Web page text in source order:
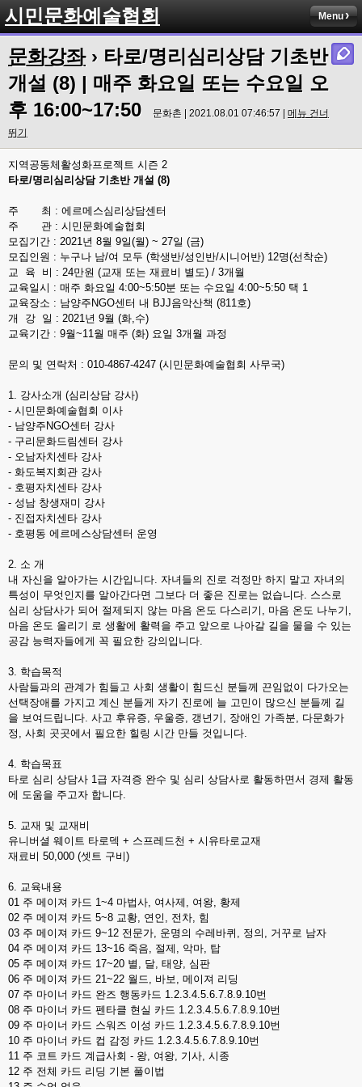
시민문화예술협회 Menu
문화강좌› 타로/명리심리상담 기초반
개설 (8) | 매주 화요일 또는 수요일 오
후 16:00~17:50
문화촌 | 2021.08.01 07:46:57 | 메뉴 건너
뛰기
지역공동체활성화프로젝트 시즌 2
타로/명리심리상담 기초반 개설 (8)
주 최 : 에르메스심리상담센터
주 관 : 시민문화예술협회
모집기간 : 2021년 8월 9일(월) ~ 27일 (금)
모집인원 : 누구나 남/여 모두 (학생반/성인반/시니어반) 12명(선착순)
교 육 비 : 24만원 (교재 또는 재료비 별도) / 3개월
교육일시 : 매주 화요일 4:00~5:50분 또는 수요일 4:00~5:50 택 1
교육장소 : 남양주NGO센터 내 BJJ음악산책 (811호)
개 강 일 : 2021년 9월 (화,수)
교육기간 : 9월~11월 매주 (화) 요일 3개월 과정
문의 및 연락처 : 010-4867-4247 (시민문화예술협회 사무국)
1. 강사소개 (심리상담 강사)
- 시민문화예술협회 이사
- 남양주NGO센터 강사
- 구리문화드림센터 강사
- 오남자치센타 강사
- 화도복지회관 강사
- 호평자치센타 강사
- 성남 창생재미 강사
- 진접자치센타 강사
- 호평동 에르메스상담센터 운영
2. 소 개
내 자신을 알아가는 시간입니다. 자녀들의 진로 걱정만 하지 말고 자녀의
특성이 무엇인지를 알아간다면 그보다 더 좋은 진로는 없습니다. 스스로
심리 상담사가 되어 절제되지 않는 마음 온도 다스리기, 마음 온도 나누기,
마음 온도 올리기 로 생활에 활력을 주고 앞으로 나아갈 길을 물을 수 있는
공감 능력자들에게 꼭 필요한 강의입니다.
3. 학습목적
사람들과의 관계가 힘들고 사회 생활이 힘드신 분들께 끈임없이 다가오는
선택장애를 가지고 계신 분들게 자기 진로에 늘 고민이 많으신 분들께 길
을 보여드립니다. 사고 후유증, 우울증, 갱년기, 장애인 가족분, 다문화가
정, 사회 곳곳에서 필요한 힐링 시간 만들 것입니다.
4. 학습목표
타로 심리 상담사 1급 자격증 완수 및 심리 상담사로 활동하면서 경제 활동
에 도움을 주고자 합니다.
5. 교재 및 교재비
유니버셜 웨이트 타로덱 + 스프레드천 + 시유타로교재
재료비 50,000 (셋트 구비)
6. 교육내용
01 주 메이져 카드 1~4 마법사, 여사제, 여왕, 황제
02 주 메이져 카드 5~8 교황, 연인, 전차, 힘
03 주 메이져 카드 9~12 전문가, 운명의 수레바퀴, 정의, 거꾸로 남자
04 주 메이져 카드 13~16 죽음, 절제, 악마, 탑
05 주 메이져 카드 17~20 별, 달, 태양, 심판
06 주 메이져 카드 21~22 월드, 바보, 메이져 리딩
07 주 마이너 카드 완즈 행동카드 1.2.3.4.5.6.7.8.9.10번
08 주 마이너 카드 펜타클 현실 카드 1.2.3.4.5.6.7.8.9.10번
09 주 마이너 카드 스워즈 이성 카드 1.2.3.4.5.6.7.8.9.10번
10 주 마이너 카드 컵 감정 카드 1.2.3.4.5.6.7.8.9.10번
11 주 코트 카드 계급사회 - 왕, 여왕, 기사, 시종
12 주 전체 카드 리딩 기본 풀이법